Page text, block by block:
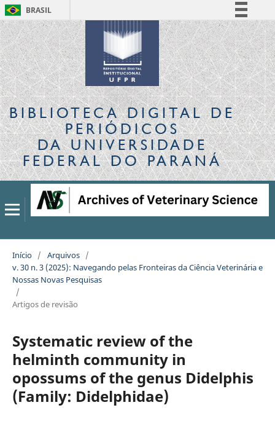
BRASIL
Simplifique!
Comunica BR
Participe
Acesso à informação
Legislação
Canais
BIBLIOTECA DIGITALDE
PERIÓDICOS
DA UNIVERSIDADE
FEDERAL DO PARANÁ
Início / Arquivos /
v. 30 n. 3 (2025): Navegando pelas Fronteiras da Ciência Veterinária e
Nossas Novas Pesquisas
/
Artigos de revisão
Systematic review of the
helminth community in
opossums of the genus Didelphis
(Family: Didelphidae)